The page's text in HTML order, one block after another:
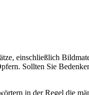
einschließlich
Sollten Sie
in der Regel die